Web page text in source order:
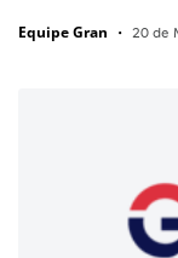
Equipe Gran • 20 de